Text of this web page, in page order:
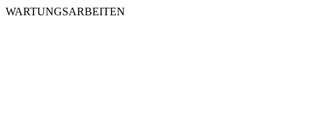
WARTUNGSARBEITEN